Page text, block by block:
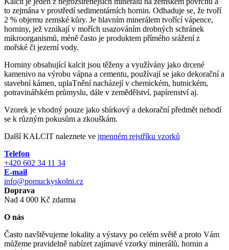
to zejmána v prostředí sedimentárních hornin. Odhaduje se, že tvoří
2 % objemu zemské kůry. Je hlavním minerálem tvořící vápence,
horniny, jež vznikají v mořích usazováním drobných schránek
mikroorganismů, méně často je produktem přímého srážení z
mořské či jezerní vody.
Horniny obsahující kalcit jsou těženy a využívány jako drcené
kamenivo na výrobu vápna a cementu, používají se jako dekorační a
stavební kámen, uplaTnění nacházejí v chemickém, hutnickém,
potravinářském průmyslu, dále v zemědělství, papírenství aj.
Vzorek je vhodný pouze jako sbírkový a dekorační předmět nehodí
se k různým pokusům a zkouškám.
Další KALCIT naleznete ve jmenném rejstříku vzorků
Telefon
+420 602 34 11 34
E-mail
info@pomuckyskolni.cz
Doprava
Nad 4 000 Kč zdarma
O nás
Často navštěvujeme lokality a výstavy po celém světě a proto Vám
můžeme pravidelně nabízet zajímavé vzorky minerálů, hornin a